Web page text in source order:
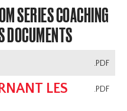
SERIES COACHING
DOCUMENTS
.PDF
.PDF
LES